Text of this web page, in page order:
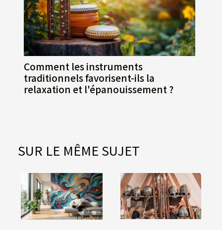
Comment les instruments
traditionnels favorisent-ils la
relaxation et l'épanouissement ?
SUR LE MÊME SUJET